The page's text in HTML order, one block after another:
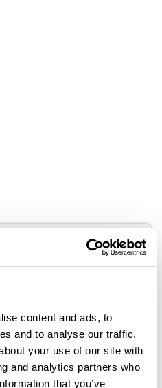
content and ads, to
and to analyse our traffic.
your use of our site with
and analytics partners who
that you’ve
ancora alcuna recensione.
a inviare una recensione!
recensione